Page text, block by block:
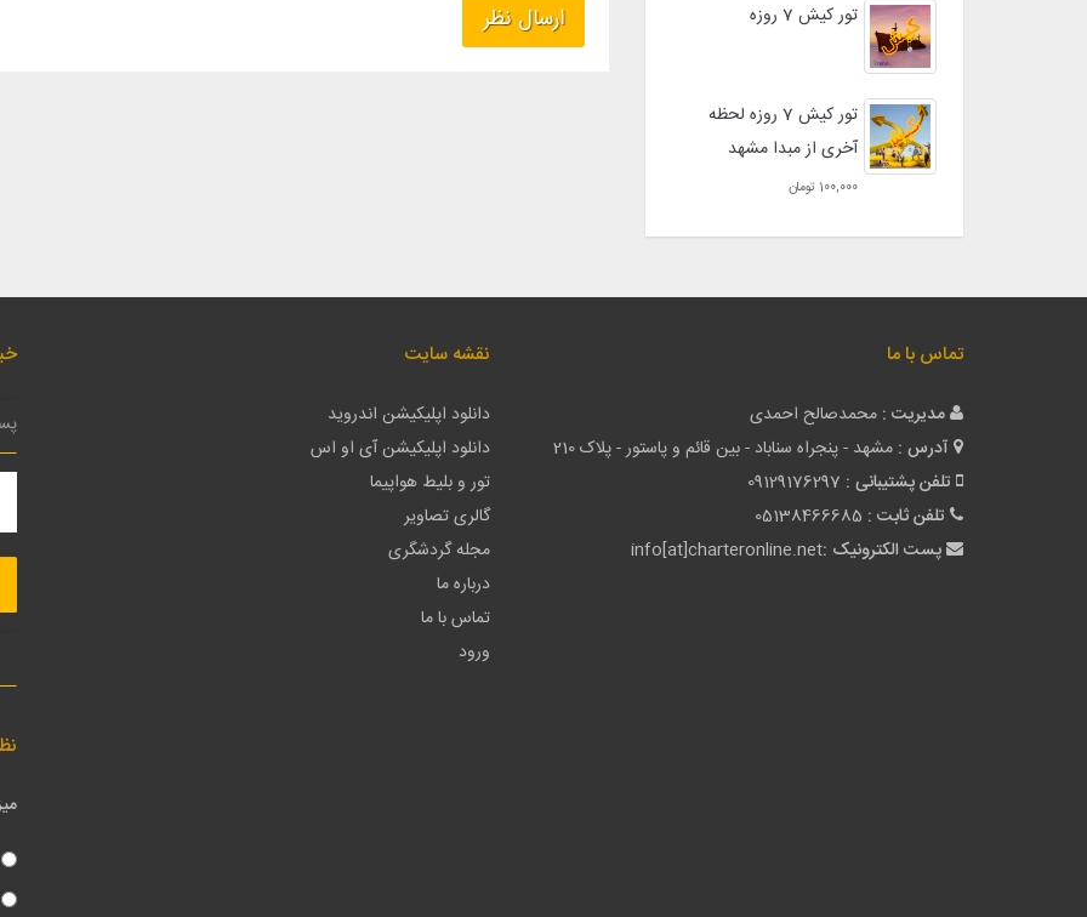
تور کیش 7 روزه
تور کیش 7 روزه لحظه
آخری از مبدا مشهد
100,000 تومان
تماس با ما
مدیریت : محمدصالح احمدی
آدرس : مشهد - پنجراه سناباد - بین قائم و پاستور - پلاک 210
تلفن پشتیبانی : 09129176297
تلفن ثابت : 05138466685
پست الکترونیک :info[at]charteronline.net
نقشه سایت
دانلود اپلیکیشن اندروید
دانلود اپلیکیشن آی او اس
تور و بلیط هواپیما
گالری تصاویر
مجله گردشگری
درباره ما
تماس با ما
ورود